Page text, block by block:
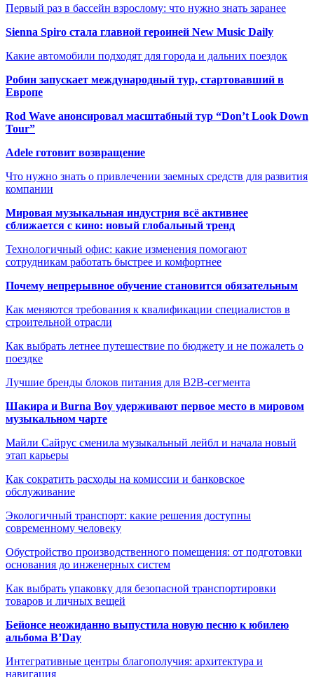
Первый раз в бассейн взрослому: что нужно знать заранее
Sienna Spiro стала главной героиней New Music Daily
Какие автомобили подходят для города и дальних поездок
Робин запускает международный тур, стартовавший в
Европе
Rod Wave анонсировал масштабный тур “Don’t Look Down
Tour”
Adele готовит возвращение
Что нужно знать о привлечении заемных средств для развития
компании
Мировая музыкальная индустрия всё активнее
сближается с кино: новый глобальный тренд
Технологичный офис: какие изменения помогают
сотрудникам работать быстрее и комфортнее
Почему непрерывное обучение становится обязательным
Как меняются требования к квалификации специалистов в
строительной отрасли
Как выбрать летнее путешествие по бюджету и не пожалеть о
поездке
Лучшие бренды блоков питания для B2B-сегмента
Шакира и Burna Boy удерживают первое место в мировом
музыкальном чарте
Майли Сайрус сменила музыкальный лейбл и начала новый
этап карьеры
Как сократить расходы на комиссии и банковское
обслуживание
Экологичный транспорт: какие решения доступны
современному человеку
Обустройство производственного помещения: от подготовки
основания до инженерных систем
Как выбрать упаковку для безопасной транспортировки
товаров и личных вещей
Бейонсе неожиданно выпустила новую песню к юбилею
альбома B’Day
Интегративные центры благополучия: архитектура и
навигация